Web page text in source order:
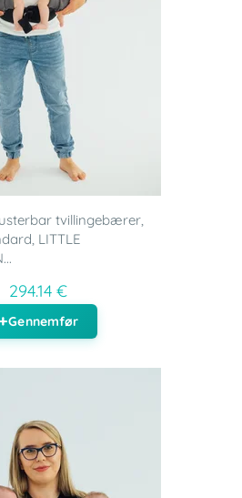
tvillingebærer,
LITTLE
294.14 €
Gennemfør